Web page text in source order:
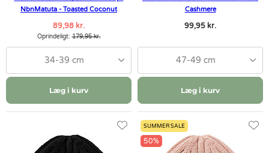
NbnMatuta - Toasted Coconut
89,98 kr.
Oprindeligt:179,95 kr.
34-39 cm
Læg i kurv
Cashmere
99,95 kr.
47-49 cm
Læg i kurv
SUMMER SALE
50%